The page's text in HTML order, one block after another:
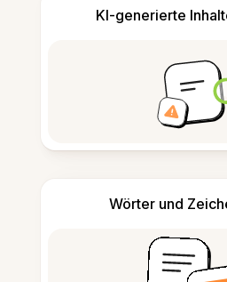
KI-generierte
Wörter und